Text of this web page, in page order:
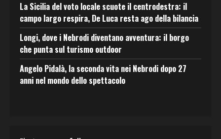
La Sicilia del voto locale scuote il centrodestra: il
campo largo respira, De Luca resta ago della bilancia
Longi, dove i Nebrodi diventano avventura: il borgo
che punta sul turismo outdoor
Angelo Pidalà, la seconda vita nei Nebrodi dopo 27
anni nel mondo dello spettacolo